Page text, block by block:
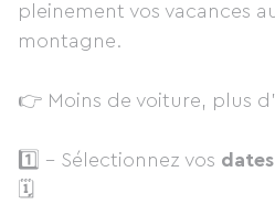
pleinement vos vacances
montagne.
👉 Moins de voiture, plus
1️⃣ - Sélectionnez vos dates
🗓